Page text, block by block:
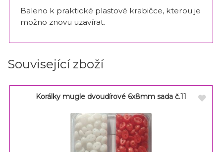
Baleno k praktické plastové krabičce, kterou je
možno znovu uzavírat.
Související zboží
Korálky mugle dvoudírové 6x8mm sada č.11